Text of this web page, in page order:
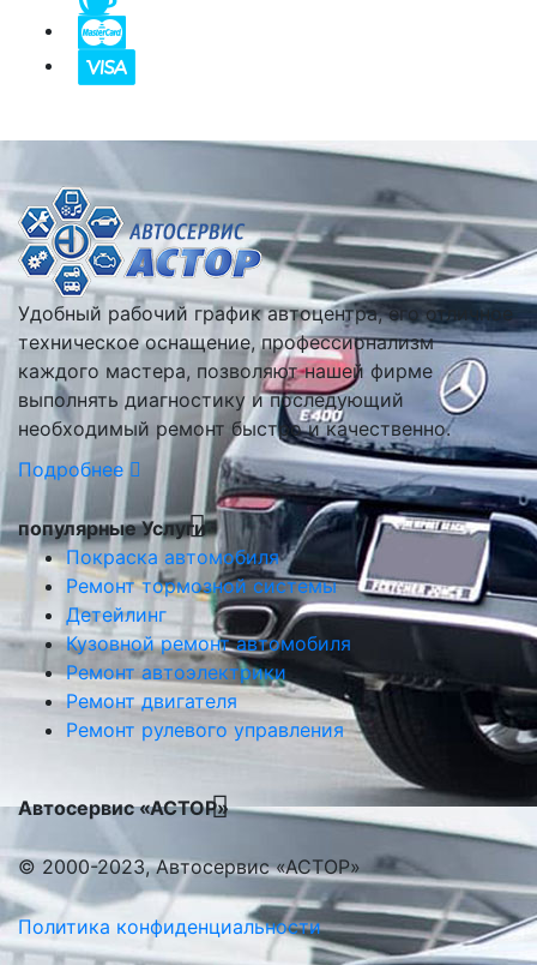
Удобный рабочий график автоцентра, его отличное
техническое оснащение, профессионализм
каждого мастера, позволяют нашей фирме
выполнять диагностику и последующий
необходимый ремонт быстро и качественно.
Подробнее
популярные Услуги
Покраска автомобиля
Ремонт тормозной системы
Детейлинг
Кузовной ремонт автомобиля
Ремонт автоэлектрики
Ремонт двигателя
Ремонт рулевого управления
Автосервис «АСТОР»
© 2000-2023, Автосервис «АСТОР»
Политика конфиденциальности